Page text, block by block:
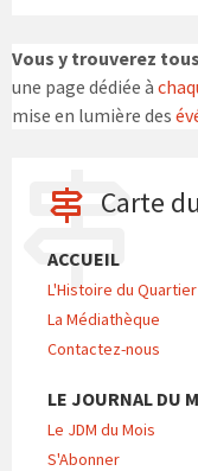
Vous y trouverez
une page dédiée à
mise en lumière des
Carte
ACCUEIL
L'Histoire du Quartier
La Médiathèque
Contactez-nous
LE JOURNAL DU
Le JDM du Mois
S'Abonner